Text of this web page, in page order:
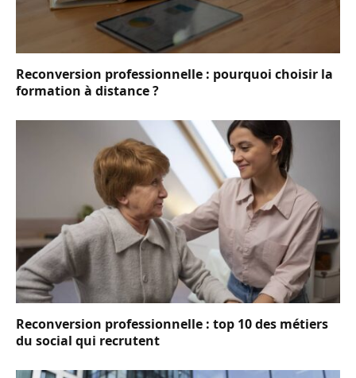
Reconversion professionnelle : pourquoi choisir la
formation à distance ?
Reconversion professionnelle : top 10 des métiers
du social qui recrutent